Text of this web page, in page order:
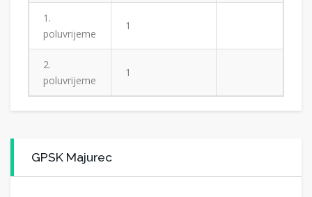
1.
poluvrijeme
1
2.
poluvrijeme
1
GPSK Majurec